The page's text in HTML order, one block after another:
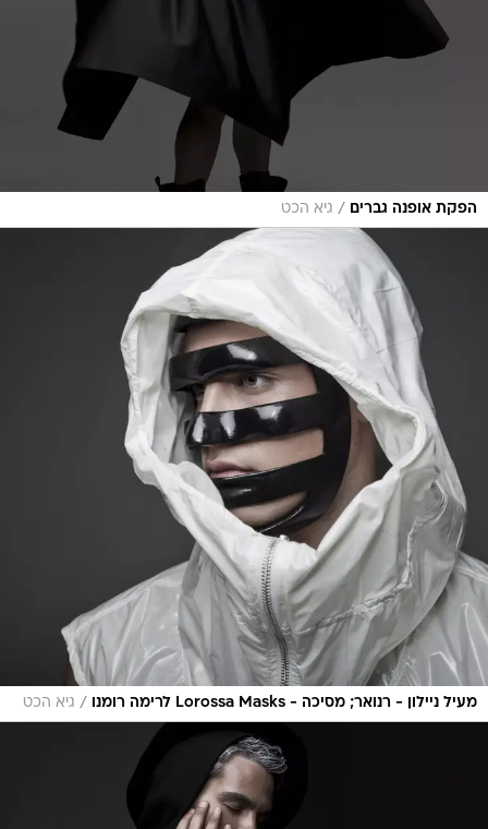
הפקת אופנה גברים / גיא הכט
מעיל ניילון - רנואר; מסיכה - Lorossa Masks לרימה רומנו / גיא הכט